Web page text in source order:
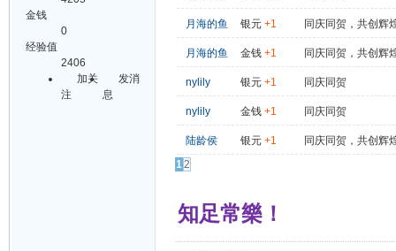
金钱
0
经验值
2406
加关
注
发消
息
月海的鱼 银元 +1 同庆同贺，共创辉
月海的鱼 金钱 +1 同庆同贺，共创辉
nylily 银元 +1 同庆同贺
nylily 金钱 +1 同庆同贺
陆龄侯 银元 +1
同庆同贺，共创辉
12
知足常樂！